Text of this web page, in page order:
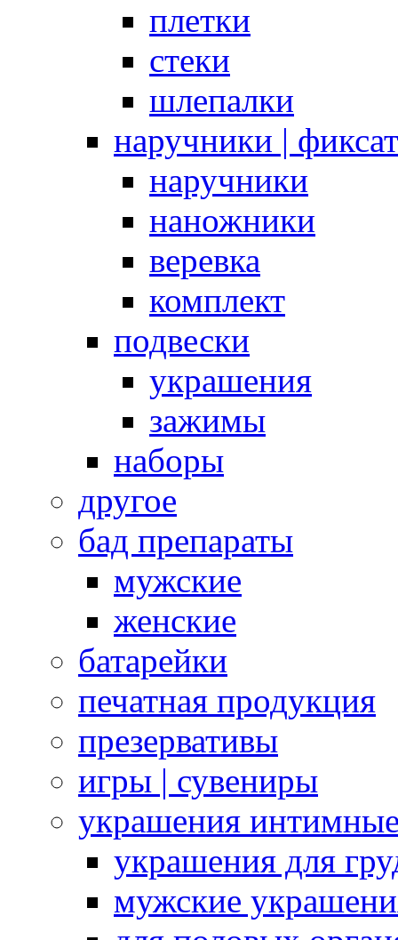
плетки
стеки
шлепалки
наручники |
наручники
наножники
веревка
комплект
подвески
украшения
зажимы
наборы
другое
бад препараты
мужские
женские
батарейки
печатная продукция
презервативы
игры | сувениры
украшения
украшения для
мужские